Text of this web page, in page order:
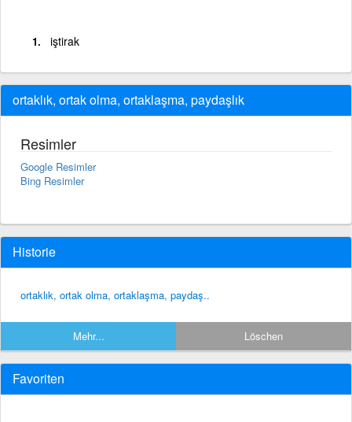
iştirak
ortaklık, ortak olma, ortaklaşma, paydaşlık
Resimler
Google Resimler
Bing Resimler
Historie
ortaklık, ortak olma, ortaklaşma, paydaş..
Mehr... Löschen
Favoriten